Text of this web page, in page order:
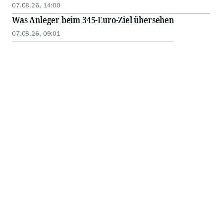
07.08.26, 14:00
Was Anleger beim 345-Euro-Ziel übersehen
07.08.26, 09:01